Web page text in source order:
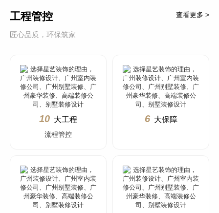
工程管控
匠心品质，环保筑家
查看更多 >
10 大工程
流程管控
6 大保障